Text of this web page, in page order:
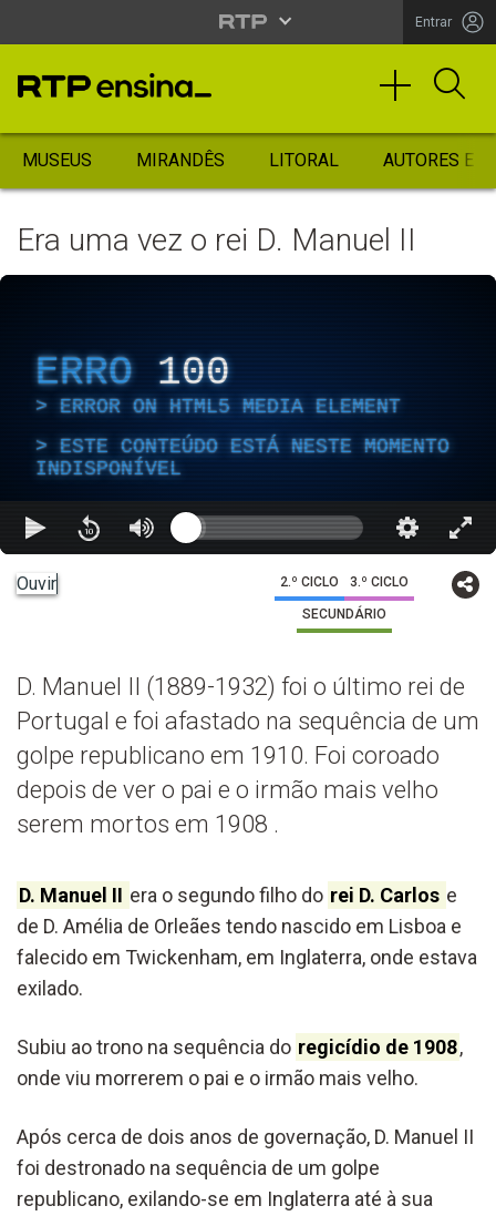
Entrar
MUSEUS MIRANDÊS LITORAL AUTORES
Era uma vez o rei D. Manuel II
ERRO 100
ERROR ON HTML5 MEDIA ELEMENT
ESTE CONTEÚDO ESTÁ NESTE MOMENTO
INDISPONÍVEL
Ouvir 2.º CICLO 3.º CICLO
SECUNDÁRIO
D. Manuel II (1889-1932) foi o último rei de
Portugal e foi afastado na sequência de um
golpe republicano em 1910. Foi coroado
depois de ver o pai e o irmão mais velho
serem mortos em 1908 .
D. Manuel II era o segundo filho do rei D. Carlos e
de D. Amélia de Orleães tendo nascido em Lisboa e
falecido em Twickenham, em Inglaterra, onde estava
exilado.
Subiu ao trono na sequência do regicídio de 1908,
onde viu morrerem o pai e o irmão mais velho.
Após cerca de dois anos de governação, D. Manuel II
foi destronado na sequência de um golpe
republicano, exilando-se em Inglaterra até à sua